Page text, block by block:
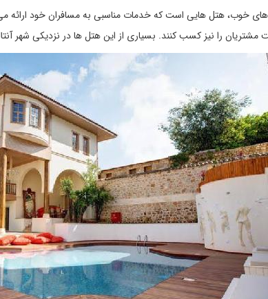
را نیز کسب کنند. بسیاری از این هتل ها در نزدیکی شهر